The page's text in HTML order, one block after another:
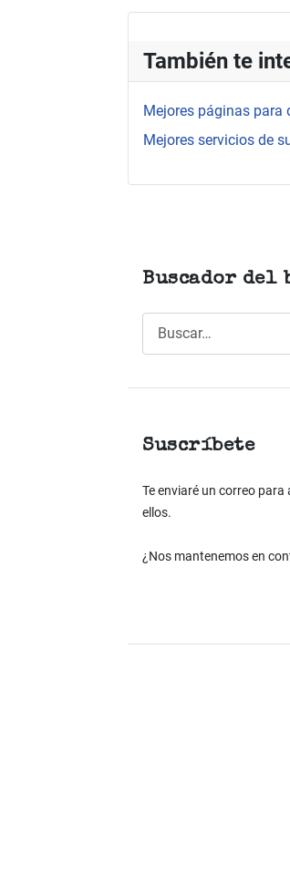
También te
Mejores páginas
Mejores servicios de
Buscador del
Suscríbete
Te enviaré un correo
ellos.
¿Nos mantenemos en